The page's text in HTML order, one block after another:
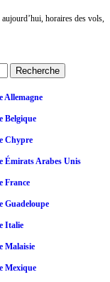
horaires des vols,
Allemagne
Belgique
Chypre
Émirats Arabes Unis
France
Guadeloupe
Italie
Malaisie
Mexique